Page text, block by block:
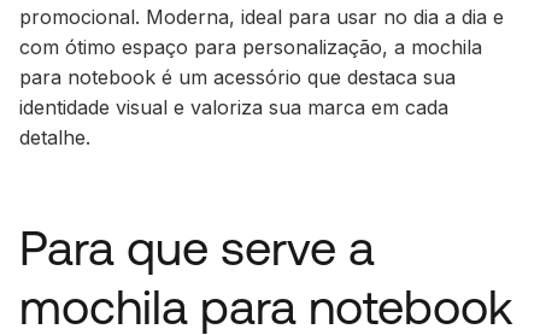
promocional. Moderna, ideal para usar no dia a dia e
com ótimo espaço para personalização, a mochila
para notebook é um acessório que destaca sua
identidade visual e valoriza sua marca em cada
detalhe.
Para que serve a
mochila para notebook